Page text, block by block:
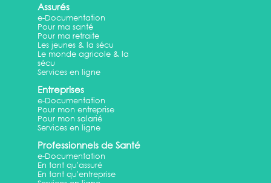
Assurés
e-Documentation
Pour ma santé
Pour ma retraite
Les jeunes & la sécu
Le monde agricole & la
sécu
Services en ligne
Entreprises
e-Documentation
Pour mon entreprise
Pour mon salarié
Services en ligne
Professionnels de Santé
e-Documentation
En tant qu'assuré
En tant qu'entreprise